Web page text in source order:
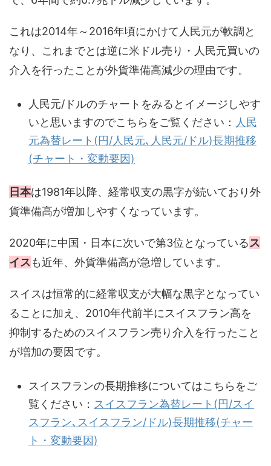
これは2014年～2016年頃にかけて人民元が軟調と
なり、これまでとは逆に米ドル売り・人民元買いの
介入を行ったことが外貨準備高減少の理由です。
人民元/ドルのチャートをみるとイメージしやす
いと思いますのでこちらをご覧ください： 人民
元為替レート(円/人民元､人民元/ドル)長期推移
(チャート・変動要因)
日本は1981年以降、経常収支の黒字が続いており外
貨準備高が増加しやすくなっています。
2020年に中国・日本に次いで第3位となっているス
イスも近年、外貨準備高が急増しています。
スイスは恒常的に経常収支が大幅な黒字となってい
ることに加え、2010年代前半にスイスフラン高を
抑制するためのスイスフラン売り介入を行ったこと
が増加の要因です。
スイスフランの長期推移についてはこちらをご
覧ください： スイスフラン為替レート(円/スイ
スフラン､スイスフラン/ドル)長期推移(チャー
ト・変動要因)